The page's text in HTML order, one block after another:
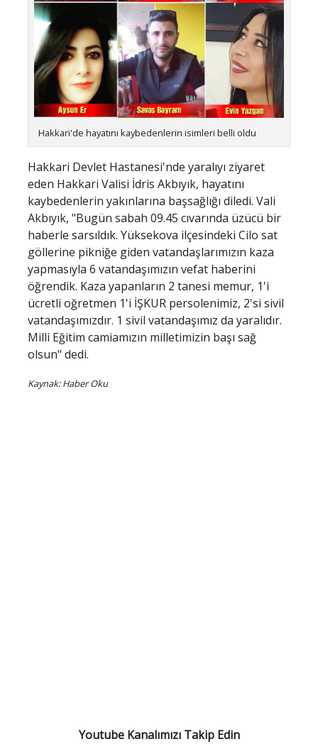
Hakkari'de hayatını kaybedenlerin isimleri belli oldu
Hakkari Devlet Hastanesi'nde yaralıyı ziyaret
eden Hakkari Valisi İdris Akbıyık, hayatını
kaybedenlerin yakınlarına başsağlığı diledi. Vali
Akbıyık, "Bugün sabah 09.45 cıvarında üzücü bir
haberle sarsıldık. Yüksekova ilçesindeki Cilo sat
göllerine pikniğe giden vatandaşlarımızın kaza
yapmasıyla 6 vatandaşımızın vefat haberini
öğrendik. Kaza yapanların 2 tanesi memur, 1'i
ücretli oğretmen 1'i İŞKUR persolenimiz, 2'si sivil
vatandaşımızdır. 1 sivil vatandaşımız da yaralıdır.
Milli Eğitim camiamızın milletimizin başı sağ
olsun" dedi.
Kaynak: Haber Oku
Youtube Kanalımızı Takip Edin